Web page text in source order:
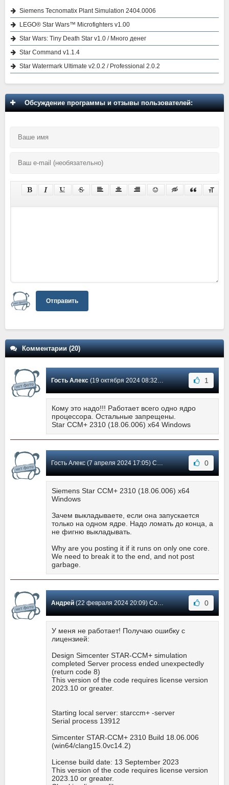
Siemens Tecnomatix Plant Simulation 2404.0006
LEGO® Star Wars™ Microfighters v1.00
Star Wars: Tiny Death Star v1.0 / Много денег
Star Command v1.1.4
Star Watermark Ultimate v2.0.2 / Professional 2.0.2
Обсуждение программы и отзывы пользователей:
Отправить
Комментарии (20)
Гость Алекс(19 октября 2024 08:32) Сообщение #20 1
Кому это надо!!! Работает всего одно ядро
процессора. Остальные запрещены.
Star CCM+ 2310 (18.06.006) x64 Windows
Гость Алекс (7 апреля 2024 17:05) Сообщение #19 0
Siemens Star CCM+ 2310 (18.06.006) x64
Windows
Зачем выкладываете, если она запускается
только на одном ядре. Надо ломать до конца, а
не фигню выкладывать.
Why are you posting it if it runs on only one core.
We need to break it to the end, and not post
garbage.
Андрей(22 февраля 2024 20:09) Сообщение #18 0
У меня не работает! Получаю ошибку с
лицензией:
Design Simcenter STAR-CCM+ simulation
completed Server process ended unexpectedly
(return code 8)
This version of the code requires license version
2023.10 or greater.
Starting local server: starccm+ -server
Serial process 13912
Simcenter STAR-CCM+ 2310 Build 18.06.006
(win64/clang15.0vc14.2)
License build date: 13 September 2023
This version of the code requires license version
2023.10 or greater.